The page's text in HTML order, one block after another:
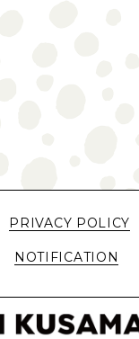
PRIVACY POLICY
NOTIFICATION